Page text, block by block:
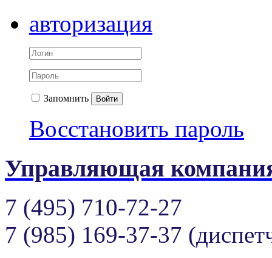
авторизация
Запомнить Войти
Восстановить пароль
Управляющая
7 (495) 710-72-27
7 (985) 169-37-37